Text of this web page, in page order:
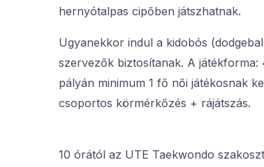
hernyótalpas cipőben játszhatnak.
Ugyanekkor indul a kidobós
szervezők biztosítanak. A
pályán minimum 1 fő női játékosnak
csoportos körmérkőzés + rájátszás.
10 órától az UTE Taekwondo